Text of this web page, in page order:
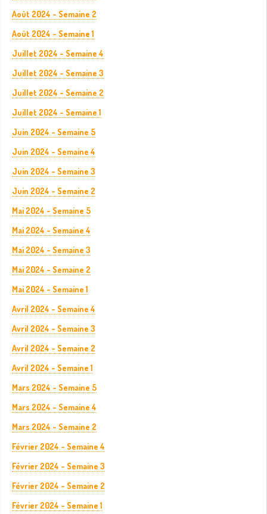
Août 2024 - Semaine 2
Août 2024 - Semaine 1
Juillet 2024 - Semaine 4
Juillet 2024 - Semaine 3
Juillet 2024 - Semaine 2
Juillet 2024 - Semaine 1
Juin 2024 - Semaine 5
Juin 2024 - Semaine 4
Juin 2024 - Semaine 3
Juin 2024 - Semaine 2
Mai 2024 - Semaine 5
Mai 2024 - Semaine 4
Mai 2024 - Semaine 3
Mai 2024 - Semaine 2
Mai 2024 - Semaine 1
Avril 2024 - Semaine 4
Avril 2024 - Semaine 3
Avril 2024 - Semaine 2
Avril 2024 - Semaine 1
Mars 2024 - Semaine 5
Mars 2024 - Semaine 4
Mars 2024 - Semaine 2
Février 2024 - Semaine 4
Février 2024 - Semaine 3
Février 2024 - Semaine 2
Février 2024 - Semaine 1